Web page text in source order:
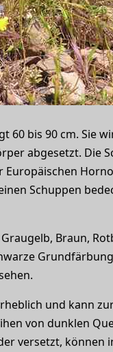
60 bis 90 cm. Sie
abgesetzt. Die
Schuppen
Braun,
und kann
von dunklen
versetzt, können